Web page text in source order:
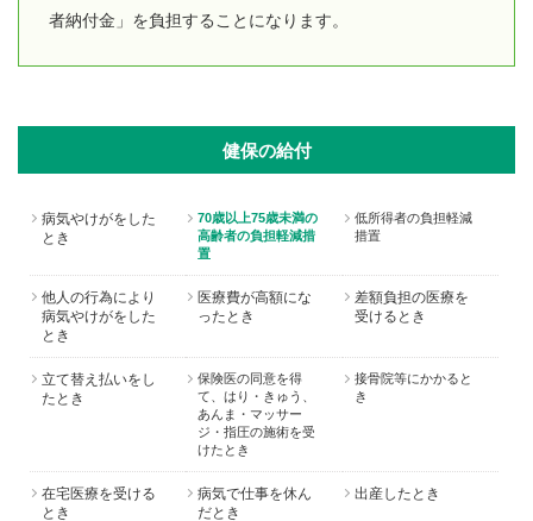
者納付金」を負担することになります。
健保の給付
病気やけがをした
とき
70歳以上75歳未満の
高齢者の負担軽減措
置
低所得者の負担軽減
措置
他人の行為により
病気やけがをした
とき
医療費が高額にな
ったとき
差額負担の医療を
受けるとき
立て替え払いをし
たとき
保険医の同意を得
て、はり・きゅう、
あんま・マッサー
ジ・指圧の施術を受
けたとき
接骨院等にかかると
き
在宅医療を受ける
とき
病気で仕事を休ん
だとき
出産したとき